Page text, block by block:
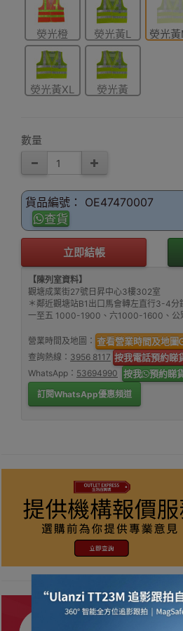
熒光橙
XXL
熒光黃L 熒光黃
熒光黃XL
熒光黃
數量
貨品編號： OE47470007
查貨
立即結帳
【陳列室資料】
觀塘成業街27號日昇中心3樓302室
＊鄰近觀塘站B1出口馬會轉左直行3-4分
一至五 1000-1900、六1000-1600、公
營業時間及地圖： 查看營業時間及地圖
查詢熱線： 3956 8117 按我電話預約睇
WhatsApp： 53694990 按我 預約睇
訂閱WhatsApp優惠頻道